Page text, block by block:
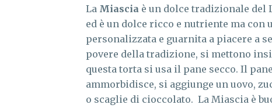
La Miascia è un dolce tradizionale del
ed è un dolce ricco e nutriente ma con
personalizzata e guarnita a piacere a
povere della tradizione, si mettono
questa torta si usa il pane secco. Il
ammorbidisce, si aggiunge un uovo,
o scaglie di cioccolato. La Miascia è